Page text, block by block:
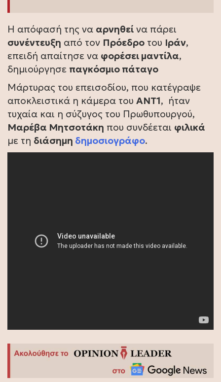
Η απόφασή της να αρνηθεί να πάρει
συνέντευξη από τον Πρόεδρο του Ιράν,
επειδή απαίτησε να φορέσει μαντίλα,
δημιούργησε παγκόσμιο πάταγο
Μάρτυρας του επεισοδίου, που κατέγραψε
αποκλειστικά η κάμερα του ΑΝΤ1, ήταν
τυχαία και η σύζυγος του Πρωθυπουργού,
Μαρέβα Μητσοτάκη που συνδέεται φιλικά
με τη διάσημη δημοσιογράφο.